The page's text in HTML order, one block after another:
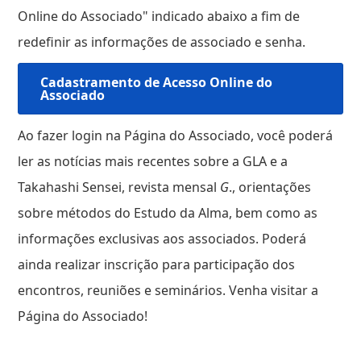
Online do Associado" indicado abaixo a fim de
redefinir as informações de associado e senha.
Cadastramento de Acesso Online do
Associado
Ao fazer login na Página do Associado, você poderá
ler as notícias mais recentes sobre a GLA e a
Takahashi Sensei, revista mensal G., orientações
sobre métodos do Estudo da Alma, bem como as
informações exclusivas aos associados. Poderá
ainda realizar inscrição para participação dos
encontros, reuniões e seminários. Venha visitar a
Página do Associado!